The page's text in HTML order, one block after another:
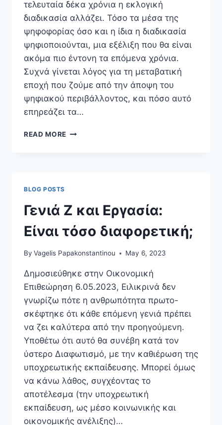
τελευταία δέκα χρόνια η εκλογική
διαδικασία αλλάζει. Τόσο τα μέσα της
ψηφοφορίας όσο και η ίδια η διαδικασία
ψηφιοποιούνται, μια εξέλιξη που θα είναι
ακόμα πιο έντονη τα επόμενα χρόνια.
Συχνά γίνεται λόγος για τη μεταβατική
εποχή που ζούμε από την άποψη του
ψηφιακού περιβάλλοντος, και πόσο αυτό
επηρεάζει τα…
READ MORE ΕΚΛΟΓΈΣ
BLOG POSTS
Γενιά Ζ και Εργασία:
Είναι τόσο διαφορετική;
By Vagelis Papakonstantinou May 6, 2023
Δημοσιεύθηκε στην Οικονομική
Επιθεώρηση 6.05.2023, Ειλικρινά δεν
γνωρίζω πότε η ανθρωπότητα πρωτο-
σκέφτηκε ότι κάθε επόμενη γενιά πρέπει
να ζει καλύτερα από την προηγούμενη.
Υποθέτω ότι αυτό θα συνέβη κατά τον
ύστερο Διαφωτισμό, με την καθιέρωση της
υποχρεωτικής εκπαίδευσης. Μπορεί όμως
να κάνω λάθος, συγχέοντας το
αποτέλεσμα (την υποχρεωτική
εκπαίδευση, ως μέσο κοινωνικής και
οικονομικής ανέλιξης)…